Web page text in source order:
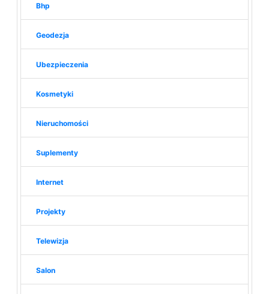
Bhp
Geodezja
Ubezpieczenia
Kosmetyki
Nieruchomości
Suplementy
Internet
Projekty
Telewizja
Salon